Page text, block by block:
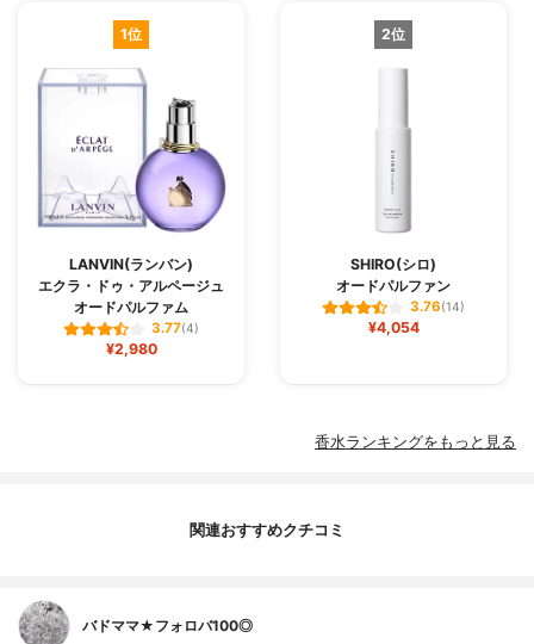
1位
LANVIN(ランバン)
エクラ・ドゥ・アルページュ
オードパルファム
3.77(4)
¥2,980
2位
SHIRO(シロ)
オードパルファン
3.76(14)
¥4,054
香水ランキングをもっと見る
関連おすすめクチコミ
バドママ★フォロバ100◎